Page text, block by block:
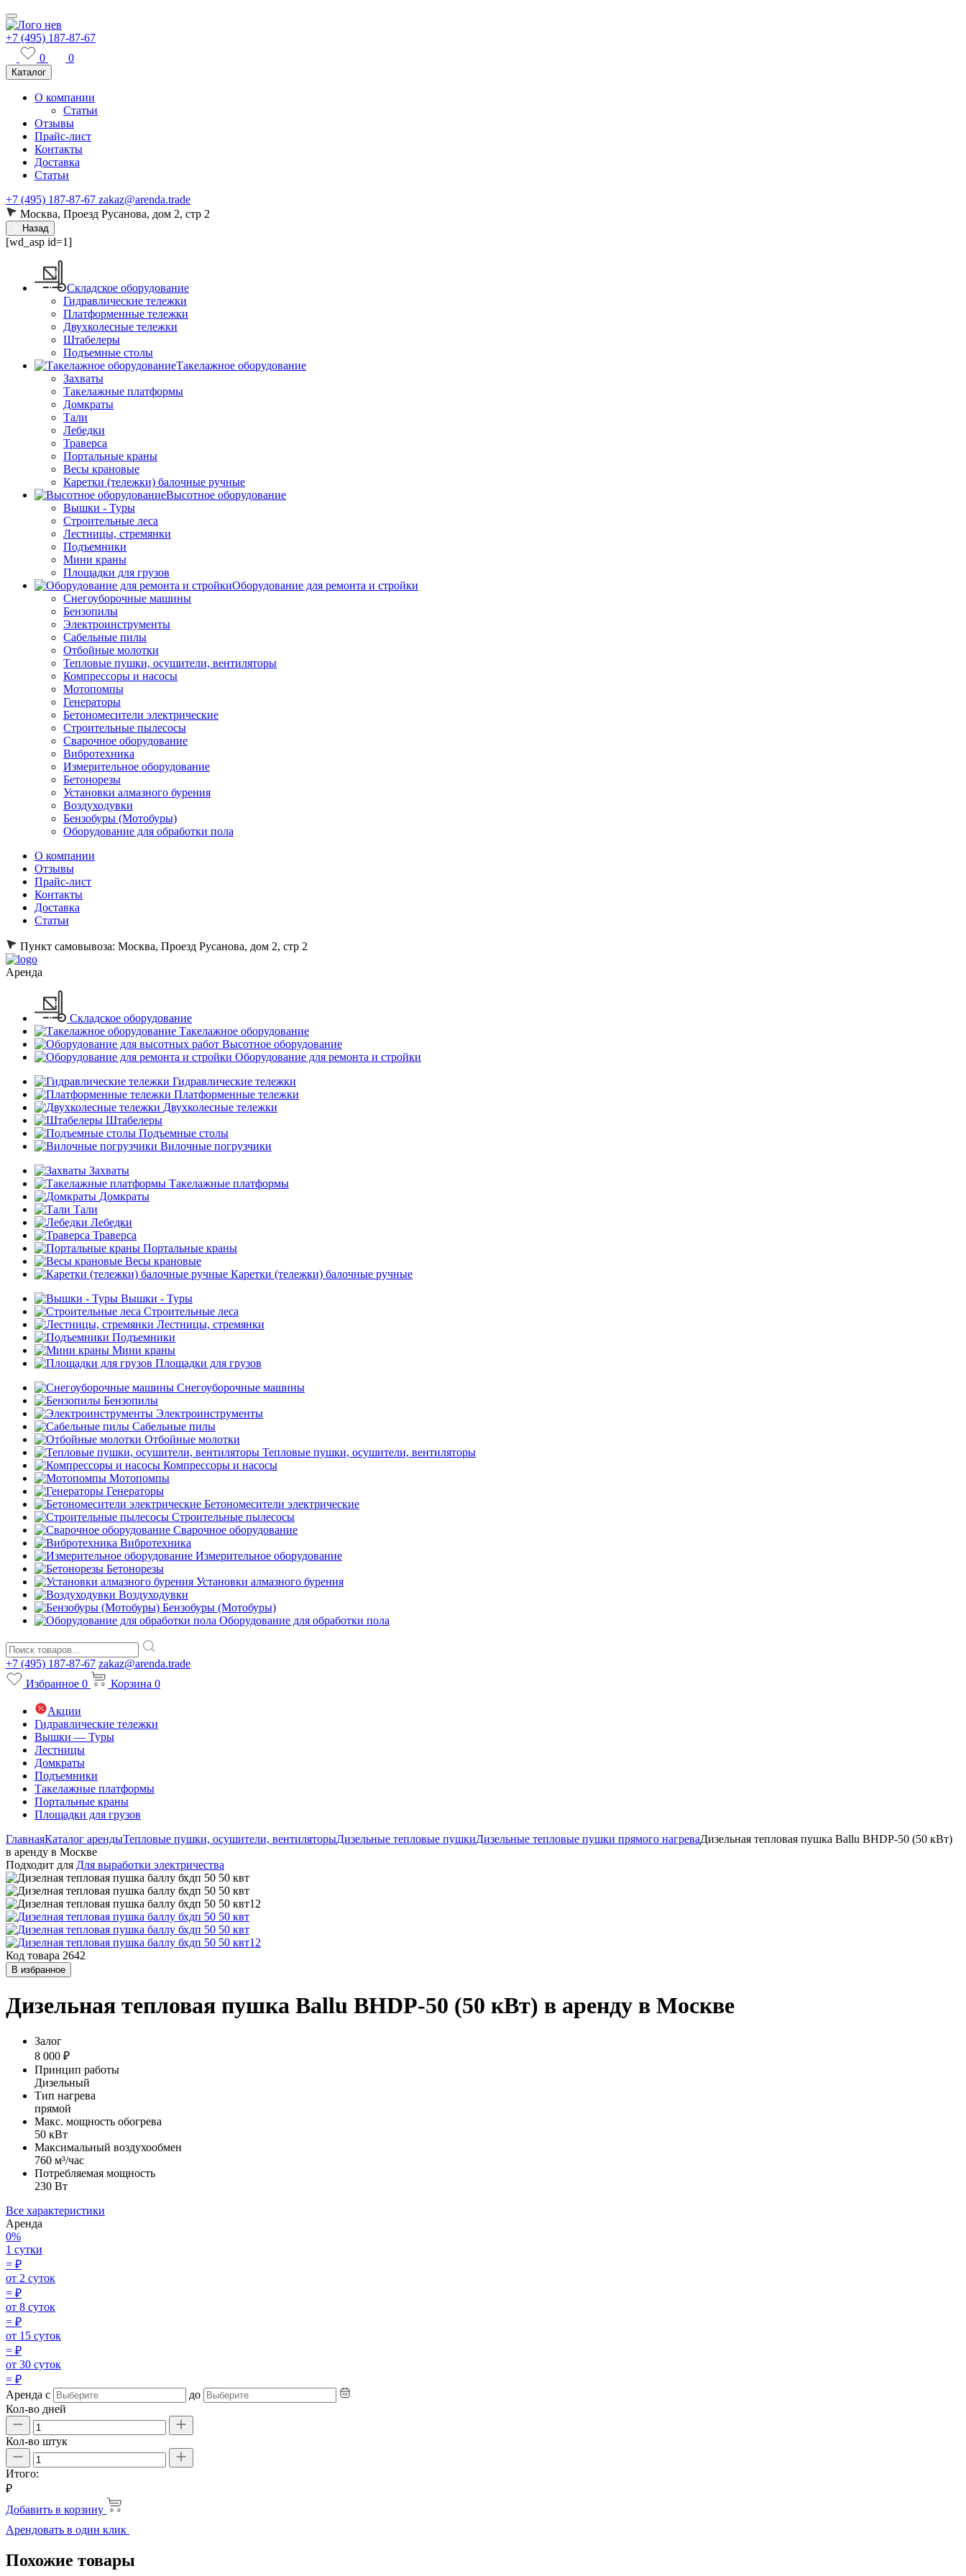
+7 (495) 187-87-67
0
0
Каталог
О компании
Статьи
Отзывы
Прайс-лист
Контакты
Доставка
Статьи
+7 (495) 187-87-67 zakaz@arenda.trade
Москва, Проезд Русанова, дом 2, стр 2
Назад
[wd_asp id=1]
Складское оборудование
Гидравлические тележки
Платформенные тележки
Двухколесные тележки
Штабелеры
Подъемные столы
Такелажное оборудование
Захваты
Такелажные платформы
Домкраты
Тали
Лебедки
Траверса
Портальные краны
Весы крановые
Каретки (тележки) балочные ручные
Высотное оборудование
Вышки - Туры
Строительные леса
Лестницы, стремянки
Подъемники
Мини краны
Площадки для грузов
Оборудование для ремонта и стройки
Снегоуборочные машины
Бензопилы
Электроинструменты
Сабельные пилы
Отбойные молотки
Тепловые пушки, осушители, вентиляторы
Компрессоры и насосы
Мотопомпы
Генераторы
Бетономесители электрические
Строительные пылесосы
Сварочное оборудование
Вибротехника
Измерительное оборудование
Бетонорезы
Установки алмазного бурения
Воздуходувки
Бензобуры (Мотобуры)
Оборудование для обработки пола
О компании
Отзывы
Прайс-лист
Контакты
Доставка
Статьи
Пункт самовывоза: Москва, Проезд Русанова, дом 2, стр 2
Аренда
Складское оборудование
Такелажное оборудование
Высотное оборудование
Оборудование для ремонта и стройки
Гидравлические тележки
Платформенные тележки
Двухколесные тележки
Штабелеры
Подъемные столы
Вилочные погрузчики
Захваты
Такелажные платформы
Домкраты
Тали
Лебедки
Траверса
Портальные краны
Весы крановые
Каретки (тележки) балочные ручные
Вышки - Туры
Строительные леса
Лестницы, стремянки
Подъемники
Мини краны
Площадки для грузов
Снегоуборочные машины
Бензопилы
Электроинструменты
Сабельные пилы
Отбойные молотки
Тепловые пушки, осушители, вентиляторы
Компрессоры и насосы
Мотопомпы
Генераторы
Бетономесители электрические
Строительные пылесосы
Сварочное оборудование
Вибротехника
Измерительное оборудование
Бетонорезы
Установки алмазного бурения
Воздуходувки
Бензобуры (Мотобуры)
Оборудование для обработки пола
+7 (495) 187-87-67 zakaz@arenda.trade
Избранное 0 Корзина 0
Акции
Гидравлические тележки
Вышки — Туры
Лестницы
Домкраты
Подъемники
Такелажные платформы
Портальные краны
Площадки для грузов
ГлавнаяКаталог арендыТепловые пушки, осушители, вентиляторыДизельные тепловые пушкиДизельные тепловые пушки прямого нагреваДизельная тепловая пушка Ballu BHDP-50 (50 кВт)
в аренду в Москве
Подходит для Для выработки электричества
Код товара 2642
В избранное
Дизельная тепловая пушка Ballu BHDP-50 (50 кВт) в аренду в Москве
Залог
8 000 ₽
Принцип работы
Дизельный
Тип нагрева
прямой
Макс. мощность обогрева
50 кВт
Максимальный воздухообмен
760 м³/час
Потребляемая мощность
230 Вт
Все характеристики
Аренда
0%
1 сутки
= ₽
от 2 суток
= ₽
от 8 суток
= ₽
от 15 суток
= ₽
от 30 суток
= ₽
Аренда с
до
Кол-во дней
Кол-во штук
Итого:
₽
Добавить в корзину
Арендовать в один клик
Похожие товары